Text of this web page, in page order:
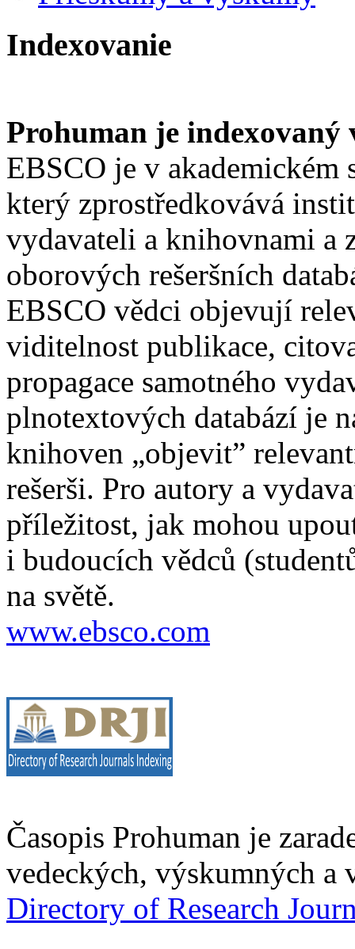
Indexovanie
Prohuman je indexovaný
EBSCO je v akademickém
který zprostředkovává
vydavateli a knihovnami
oborových rešeršních
EBSCO vědci objevují
viditelnost publikace,
propagace samotného
plnotextových databází je
knihoven „objevit”
rešerši. Pro autory a
příležitost, jak mohou
i budoucích vědců
na světě.
www.ebsco.com
Časopis Prohuman je
vedeckých, výskumných
Directory of Research